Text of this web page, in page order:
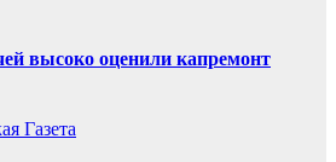
высоко оценили капремонт
Газета